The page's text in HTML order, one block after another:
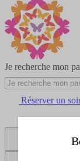
Je recherche mon
Réserver un
Se connecter